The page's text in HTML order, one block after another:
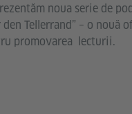
noua serie de
den Tellerrand” – o nouă
promovarea lecturii.